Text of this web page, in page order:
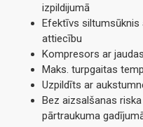
izpildijumā
Efektīvs siltumsūknis
attiecību
Kompresors ar
Maks. turpgaitas
Uzpildīts ar
Bez aizsalšanas
pārtraukuma